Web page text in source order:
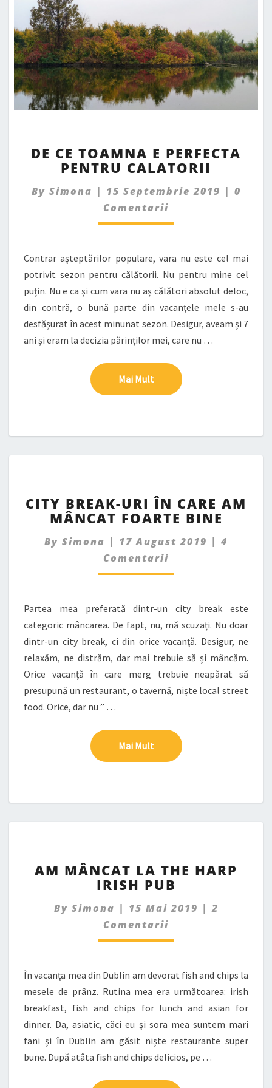
CE
TOAMNA
PERFECTA
PENTRU
CALATORII
DE CE TOAMNA E PERFECTA
PENTRU CALATORII
By Simona | 15 Septembrie 2019 | 0
Comentarii
Contrar așteptărilor populare, vara nu este cel mai
potrivit sezon pentru călătorii. Nu pentru mine cel
puțin. Nu e ca și cum vara nu aș călători absolut deloc,
din contră, o bună parte din vacanțele mele s-au
desfășurat în acest minunat sezon. Desigur, aveam și 7
ani și eram la decizia părinților mei, care nu …
Mai MultMai Mult
BREAK-
URI
CARE
AM
MÂNCAT
CITY BREAK-URI ÎN CARE AM
MÂNCAT FOARTE BINE
By Simona | 17 August 2019 | 4
Comentarii
Partea mea preferată dintr-un city break este
categoric mâncarea. De fapt, nu, mă scuzați. Nu doar
dintr-un city break, ci din orice vacanță. Desigur, ne
relaxăm, ne distrăm, dar mai trebuie să și mâncăm.
Orice vacanță în care merg trebuie neapărat să
presupună un restaurant, o tavernă, niște local street
food. Orice, dar nu ” …
Mai MultMai Mult
MÂNCAT
LA
HARP
IRISH
PUB
AM MÂNCAT LA THE HARP
IRISH PUB
By Simona | 15 Mai 2019 |Comments
2
Comentarii
În vacanța mea din Dublin am devorat fish and chips la
mesele de prânz. Rutina mea era următoarea: irish
breakfast, fish and chips for lunch and asian for
dinner. Da, asiatic, căci eu și sora mea suntem mari
fani și în Dublin am găsit niște restaurante super
bune. După atâta fish and chips delicios, pe …